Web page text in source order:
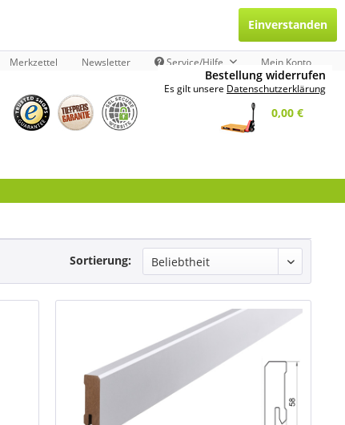
Merkzettel Newsletter Service/Hilfe Mein Konto
0,00 €
Sortierung:
Bestellung widerrufen
Es gilt unsere Datenschutzerklärung
Einverstanden